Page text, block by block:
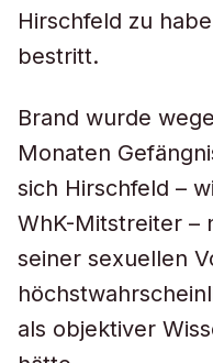
Hirschfeld zu
bestritt.
Brand wurde
Monaten
sich Hirschfeld –
WhK-Mitstreiter –
seiner sexuellen
als objektiver